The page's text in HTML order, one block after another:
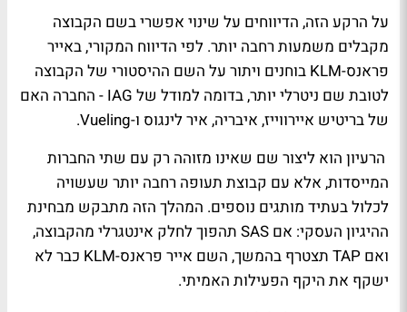
על הרקע הזה, הדיווחים על שינוי אפשרי בשם הקבוצה
מקבלים משמעות רחבה יותר. לפי הדיווח המקורי, באייר
פראנס-KLM בוחנים ויתור על השם ההיסטורי של הקבוצה
לטובת שם ניטרלי יותר, בדומה למודל של IAG - החברה האם
של בריטיש איירווייז, איבריה, איר לינגוס ו-Vueling.
הרעיון הוא ליצור שם שאינו מזוהה רק עם שתי החברות
המייסדות, אלא עם קבוצת תעופה רחבה יותר שעשויה
לכלול בעתיד מותגים נוספים. המהלך הזה מתבקש מבחינת
ההיגיון העסקי: אם SAS תהפוך לחלק אינטגרלי מהקבוצה,
ואם TAP תצטרף בהמשך, השם אייר פראנס-KLM כבר לא
ישקף את היקף הפעילות האמיתי.